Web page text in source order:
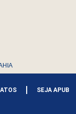
SEJA APUB